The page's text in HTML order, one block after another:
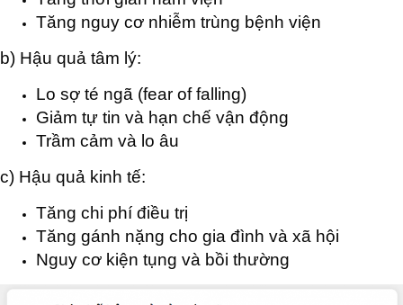
Tăng nguy cơ nhiễm trùng bệnh viện
b) Hậu quả tâm lý:
Lo sợ té ngã (fear of falling)
Giảm tự tin và hạn chế vận động
Trầm cảm và lo âu
c) Hậu quả kinh tế:
Tăng chi phí điều trị
Tăng gánh nặng cho gia đình và xã hội
Nguy cơ kiện tụng và bồi thường